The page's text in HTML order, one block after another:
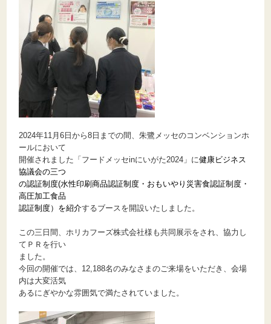
2024年11月6日から8日までの間、朱鷺メッセのコンベンションホ
ールにおいて
開催されました「フードメッセinにいがた2024」に健康ビジネス
協議会の三つ
の認証制度(水性印刷商品認証制度 ・おもいやり災害食認証制度・
高圧加工食品
認証制度） を紹介するブースを開設いたしました。
この三日間、ホリカフーズ株式会社様も共同展示をされ、協力し
てＰＲを行い
ました。
今回の開催では、12,188名のみなさまのご来場をいただき、会場
内は大変活気
あるにぎやかな雰囲気で満たされていました。